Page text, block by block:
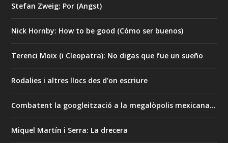
Stefan Zweig: Por (Angst)
Nick Hornby: How to be good (Cómo ser buenos)
Terenci Moix (i Cleopatra): No digas que fue un sueño
Rodalies i altres llocs des d'on escriure
Combatent la googleització a la megalòpolis mexicana…
Miquel Martín i Serra: La drecera